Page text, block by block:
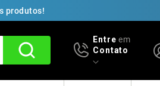
produtos!
Entre em
Contato